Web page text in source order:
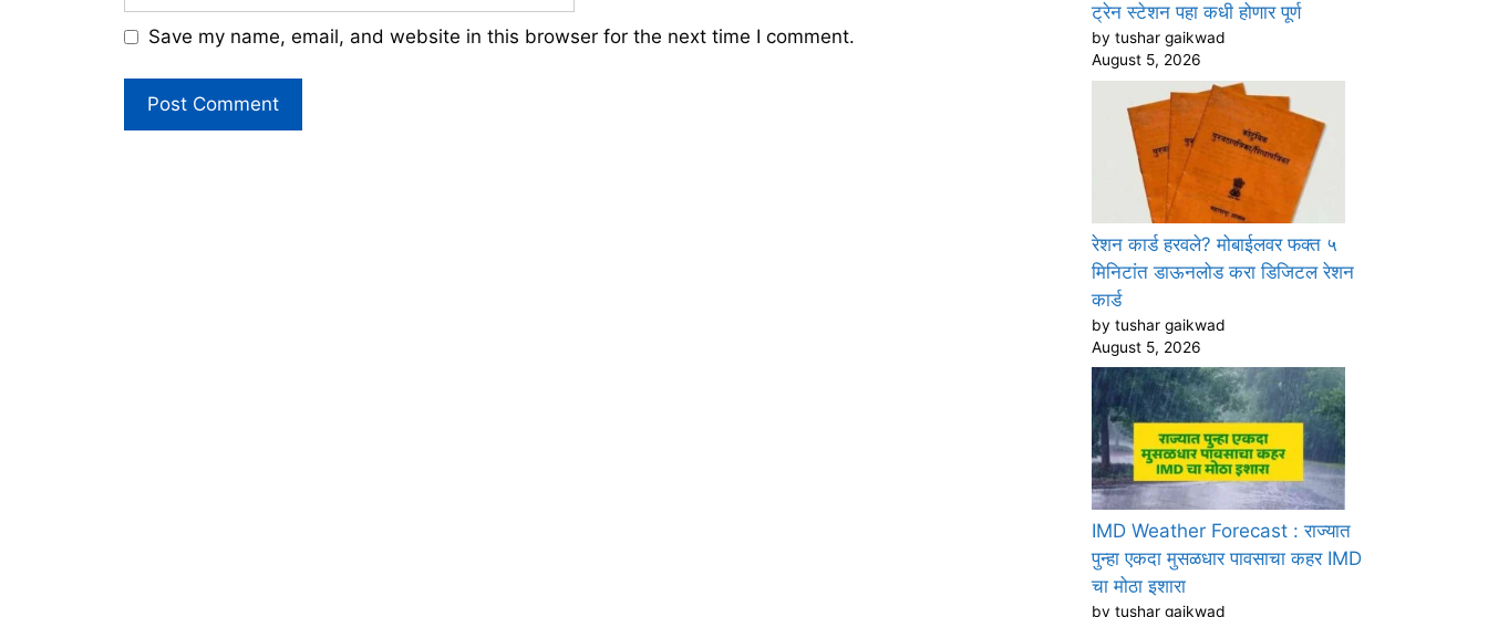
Save my name, email, and website in this browser for the next time I comment.
ट्रेन स्टेशन पहा कधी होणार पूर्ण
by tushar gaikwad
August 5, 2026
रेशन कार्ड हरवले? मोबाईलवर फक्त ५
मिनिटांत डाऊनलोड करा डिजिटल रेशन
कार्ड
by tushar gaikwad
August 5, 2026
IMD Weather Forecast : राज्यात
पुन्हा एकदा मुसळधार पावसाचा कहर IMD
चा मोठा इशारा
by tushar gaikwad